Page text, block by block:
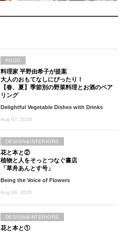
料理家 平野由希子が提案
大人のおもてなしにぴったり！
【春、夏】季節別の野菜料理とお酒のペア
リング
Delightful Vegetable Dishes with Drinks
Aug 07, 2026
FOOD
花と本と②
植物と人をそっとつなぐ書店
「草舟あんとす号」
Being the Voice of Flowers
Aug 06, 2026
DESIGN&INTERIORS
花と本と①
DESIGN&INTERIORS